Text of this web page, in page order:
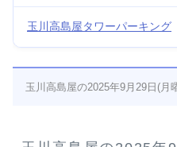
玉川高島屋タワーパーキング
玉川高島屋の2025年9月29日(月